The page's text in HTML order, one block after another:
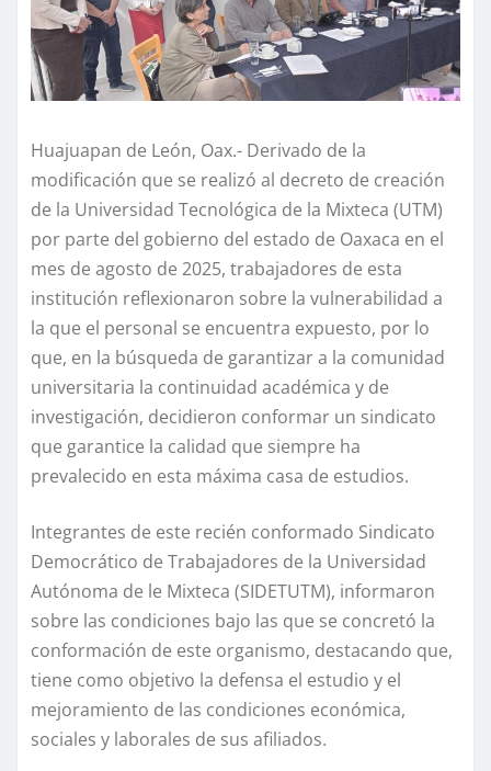
Huajuapan de León, Oax.- Derivado de la
modificación que se realizó al decreto de creación
de la Universidad Tecnológica de la Mixteca (UTM)
por parte del gobierno del estado de Oaxaca en el
mes de agosto de 2025, trabajadores de esta
institución reflexionaron sobre la vulnerabilidad a
la que el personal se encuentra expuesto, por lo
que, en la búsqueda de garantizar a la comunidad
universitaria la continuidad académica y de
investigación, decidieron conformar un sindicato
que garantice la calidad que siempre ha
prevalecido en esta máxima casa de estudios.
Integrantes de este recién conformado Sindicato
Democrático de Trabajadores de la Universidad
Autónoma de le Mixteca (SIDETUTM), informaron
sobre las condiciones bajo las que se concretó la
conformación de este organismo, destacando que,
tiene como objetivo la defensa el estudio y el
mejoramiento de las condiciones económica,
sociales y laborales de sus afiliados.